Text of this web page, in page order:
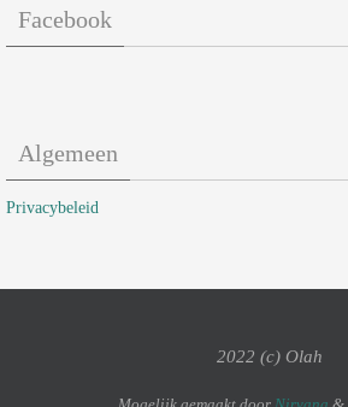
Facebook
Algemeen
Privacybeleid
2022 (c) Olah